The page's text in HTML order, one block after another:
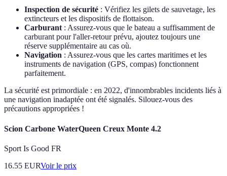
Inspection de sécurité : Vérifiez les gilets de sauvetage, les
extincteurs et les dispositifs de flottaison.
Carburant: Assurez-vous que le bateau a suffisamment de
carburant pour l'aller-retour prévu, ajoutez toujours une
réserve supplémentaire au cas où.
Navigation : Assurez-vous que les cartes maritimes et les
instruments de navigation (GPS, compas) fonctionnent
parfaitement.
La sécurité est primordiale : en 2022, d'innombrables incidents liés à
une navigation inadaptée ont été signalés. Silouez-vous des
précautions appropriées !
Scion Carbone WaterQueen Creux Monte 4.2
Sport Is Good FR
16.55 EURVoir le prix